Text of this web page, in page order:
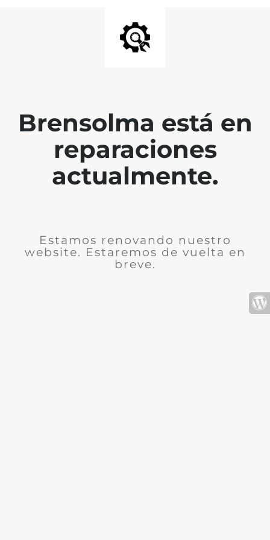
Brensolma está en
reparaciones
actualmente.
Estamos renovando nuestro
website. Estaremos de vuelta en
breve.